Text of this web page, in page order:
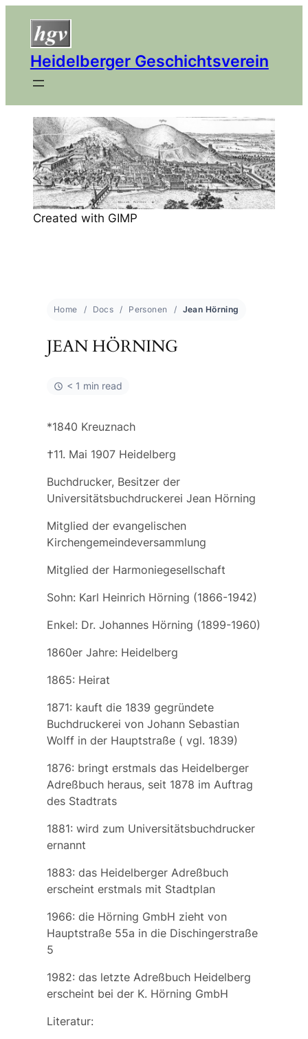
Heidelberger Geschichtsverein
Created with GIMP
Home Docs Personen Jean Hörning
JEAN HÖRNING
< 1 min read
*1840 Kreuznach
†11. Mai 1907 Heidelberg
Buchdrucker, Besitzer der
Universitätsbuchdruckerei Jean Hörning
Mitglied der evangelischen
Kirchengemeindeversammlung
Mitglied der Harmoniegesellschaft
Sohn: Karl Heinrich Hörning (1866-1942)
Enkel: Dr. Johannes Hörning (1899-1960)
1860er Jahre: Heidelberg
1865: Heirat
1871: kauft die 1839 gegründete
Buchdruckerei von Johann Sebastian
Wolffin der Hauptstraße ( vgl. 1839)
1876: bringt erstmals das Heidelberger
Adreßbuchheraus, seit 1878 im Auftrag
des Stadtrats
1881: wird zum Universitätsbuchdrucker
ernannt
1883: das Heidelberger Adreßbuch
erscheint erstmals mit Stadtplan
1966: die Hörning GmbH zieht von
Hauptstraße 55a in die Dischingerstraße
5
1982: das letzte Adreßbuch Heidelberg
erscheint bei der K. Hörning GmbH
Literatur: